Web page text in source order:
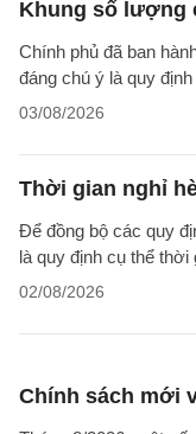
Khung số lượng
Chính phủ đã ban
đáng chú ý là quy
03/08/2026
Thời gian nghỉ
Để đồng bộ các quy
là quy định cụ thể thời
02/08/2026
Chính sách mới